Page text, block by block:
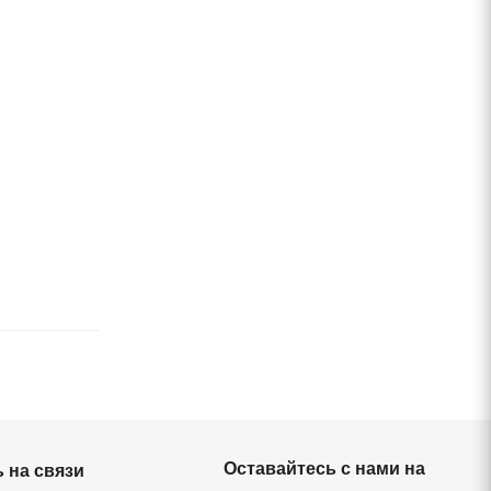
на связи
Оставайтесь с нами на